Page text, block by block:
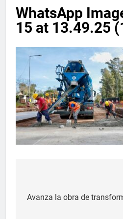
WhatsApp
15 at 13.49.25
Avanza la obra de